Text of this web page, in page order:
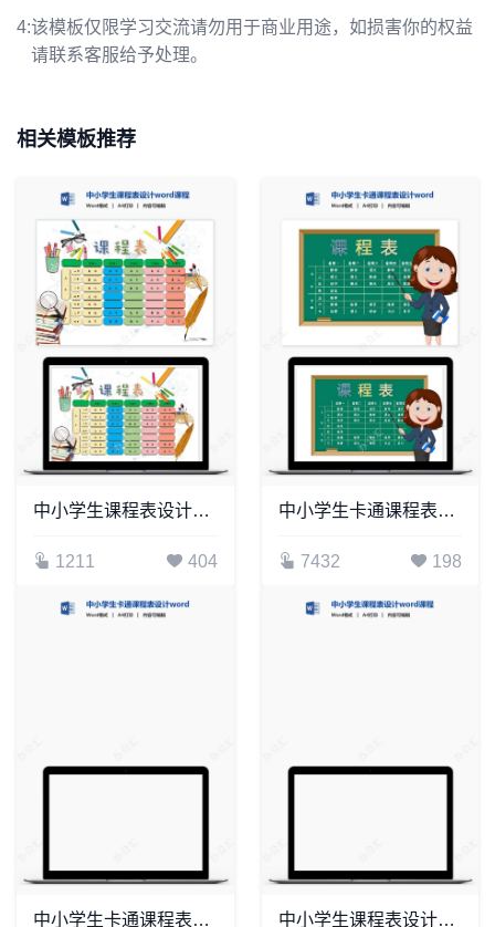
4:该模板仅限学习交流请勿用于商业用途，如损害你的权益
请联系客服给予处理。
相关模板推荐
中小学生课程表设计word课程表(1)
1211 404
中小学生卡通课程表设计word课程表模板(1)
7432 198
中小学生卡通课程表设计word课程表模板(9) 中小学生课程表设计word课程表(4)